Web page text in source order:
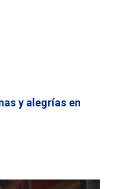
y alegrías en